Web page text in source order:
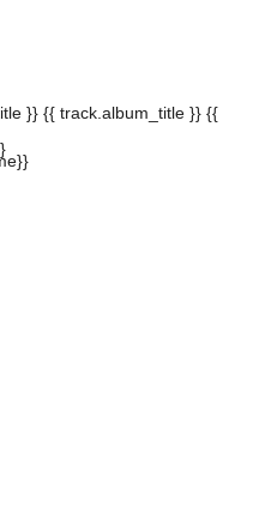
}} {{ track.album_title }} {{